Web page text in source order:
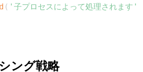
( '子プロセスによって処理されます'
ング戦略